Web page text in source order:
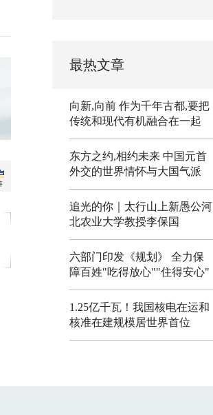
最热文章
向新,向前 作为千年古都,要把
传统和现代有机融合在一起
东方之约,相约未来 中国元首
外交的世界情怀与大国气派
追光的你｜太行山上新愚公河
北农业大学教授李保国
六部门印发《规划》 全力保
障百姓"吃得放心""住得安心"
1.25亿千瓦！我国核电在运和
核准在建规模居世界首位